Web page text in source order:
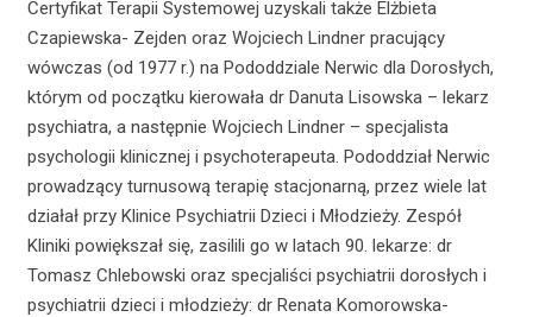
Certyfikat Terapii Systemowej uzyskali także Elżbieta
Czapiewska- Zejden oraz Wojciech Lindner pracujący
wówczas (od 1977 r.) na Pododdziale Nerwic dla Dorosłych,
którym od początku kierowała dr Danuta Lisowska – lekarz
psychiatra, a następnie Wojciech Lindner – specjalista
psychologii klinicznej i psychoterapeuta. Pododdział Nerwic
prowadzący turnusową terapię stacjonarną, przez wiele lat
działał przy Klinice Psychiatrii Dzieci i Młodzieży. Zespół
Kliniki powiększał się, zasilili go w latach 90. lekarze: dr
Tomasz Chlebowski oraz specjaliści psychiatrii dorosłych i
psychiatrii dzieci i młodzieży: dr Renata Komorowska-